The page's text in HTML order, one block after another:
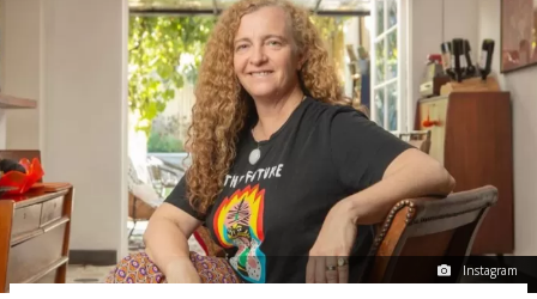
Instagram